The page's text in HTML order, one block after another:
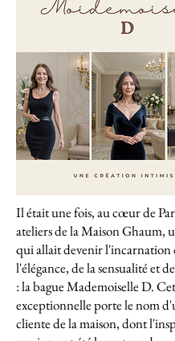
Il était une fois, au cœur de
ateliers de la Maison Ghaum,
qui allait devenir l'incarnation
l'élégance, de la sensualité et
: la bague Mademoiselle D.
exceptionnelle porte le nom
cliente de la maison, dont